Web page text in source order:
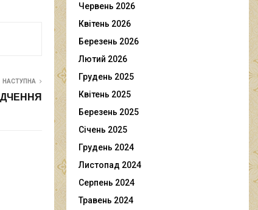
НАСТУПНА
Червень 2026
Квітень 2026
Березень 2026
Лютий 2026
Грудень 2025
Квітень 2025
Березень 2025
Січень 2025
Грудень 2024
Листопад 2024
Серпень 2024
Травень 2024